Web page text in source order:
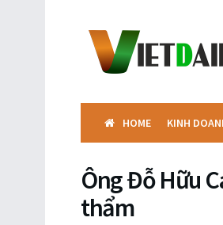
HOME KINH
Ông Đỗ Hữu
thẩm